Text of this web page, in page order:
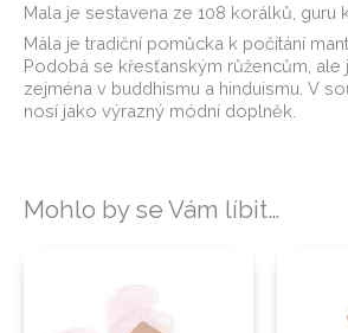
Mala je sestavena ze 108 korálků, guru
Mála je tradiční pomůcka k počítání
Podobá se křesťanským růžencům, ale
zejména v buddhismu a hinduismu. V
nosí jako výrazný módní doplněk.
Mohlo by se Vám líbit…